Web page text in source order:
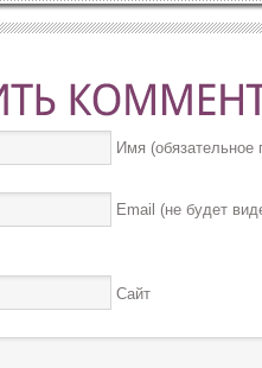
Имя (обязательное
Email (не будет
Сайт